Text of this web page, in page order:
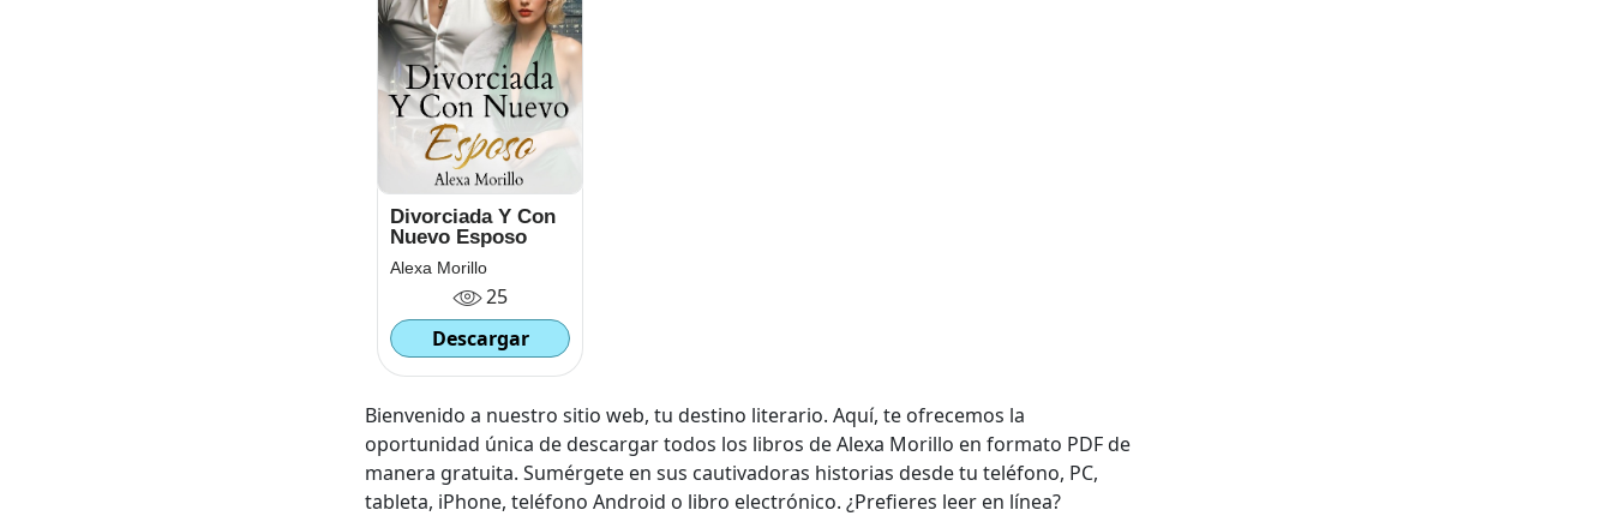
Divorciada Y Con
Nuevo Esposo
Alexa Morillo
25
Descargar
Bienvenido a nuestro sitio web, tu destino literario. Aquí, te ofrecemos la
oportunidad única de descargar todos los libros de Alexa Morillo en formato PDF de
manera gratuita. Sumérgete en sus cautivadoras historias desde tu teléfono, PC,
tableta, iPhone, teléfono Android o libro electrónico. ¿Prefieres leer en línea?